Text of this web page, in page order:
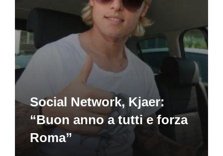
Social Network, Kjaer:
“Buon anno a tutti e forza
Roma”